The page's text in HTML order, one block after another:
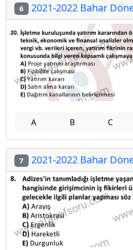
6 2021-2022 Bahar
A B C
7 2021-2022 Bahar